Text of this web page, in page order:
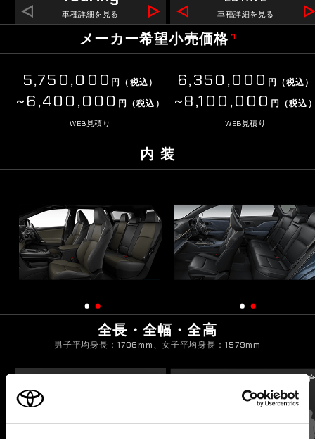
車種詳細を見る 車種詳細を見る
メーカー希望小売価格 *1
5,750,000 円（税込）
~6,400,000 円（税込）
WEB見積り
6,350,000 円（税込）
~8,100,000 円（税込
WEB見積り
内 装
全長・全幅・全高
男子平均身長：1706mm、女子平均身長：1579mm
ESTATE RSの場